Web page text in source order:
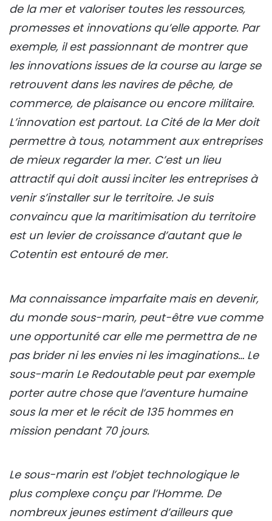
de la mer et valoriser toutes les ressources,
promesses et innovations qu’elle apporte. Par
exemple, il est passionnant de montrer que
les innovations issues de la course au large se
retrouvent dans les navires de pêche, de
commerce, de plaisance ou encore militaire.
L’innovation est partout. La Cité de la Mer doit
permettre à tous, notamment aux entreprises
de mieux regarder la mer. C’est un lieu
attractif qui doit aussi inciter les entreprises à
venir s’installer sur le territoire. Je suis
convaincu que la maritimisation du territoire
est un levier de croissance d’autant que le
Cotentin est entouré de mer.
Ma connaissance imparfaite mais en devenir,
du monde sous-marin, peut-être vue comme
une opportunité car elle me permettra de ne
pas brider ni les envies ni les imaginations… Le
sous-marin Le Redoutable peut par exemple
porter autre chose que l’aventure humaine
sous la mer et le récit de 135 hommes en
mission pendant 70 jours.
Le sous-marin est l’objet technologique le
plus complexe conçu par l’Homme. De
nombreux jeunes estiment d’ailleurs que